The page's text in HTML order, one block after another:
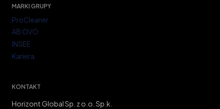
MARKI GRUPY
ProCleaner
AB OVO
INSEE
Kariera
KONTAKT
Horizont Global Sp. z o.o. Sp.k.